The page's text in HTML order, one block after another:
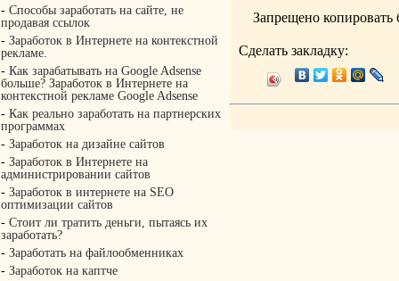
- Способы заработать на сайте, не
продавая ссылок
- Заработок в Интернете на контекстной
рекламе.
- Как зарабатывать на Google Adsense
больше? Заработок в Интернете на
контекстной рекламе Google Adsense
- Как реально заработать на партнерских
программах
- Заработок на дизайне сайтов
- Заработок в Интернете на
администрировании сайтов
- Заработок в интернете на SEO
оптимизации сайтов
- Стоит ли тратить деньги, пытаясь их
заработать?
- Заработать на файлообменниках
- Заработок на каптче
Запрещено копировать
Сделать закладку: